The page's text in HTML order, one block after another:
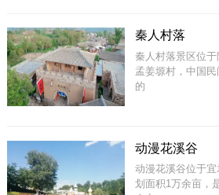
秦人村落
秦人村落景区位
孟姜塬村，中国
的
动漫花溪谷
动漫花溪谷位于
划面积1万余亩，